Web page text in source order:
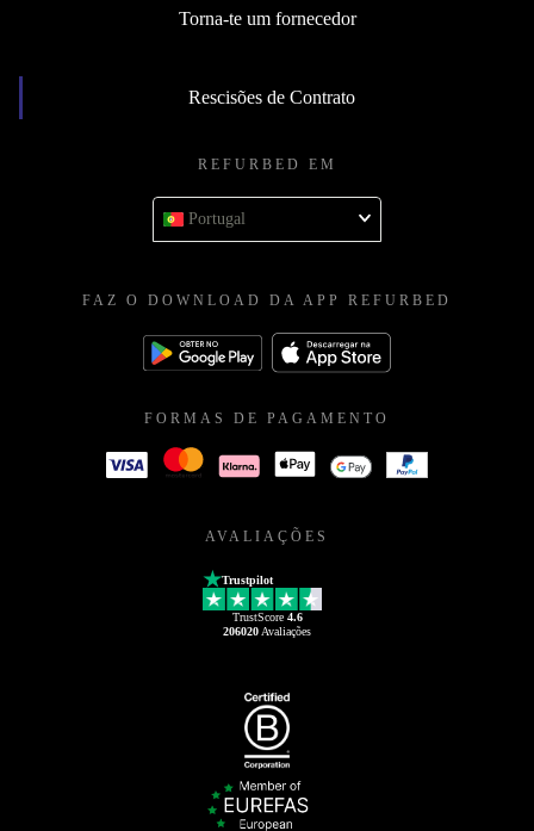
Torna-te um fornecedor
Rescisões de Contrato
REFURBED EM
Portugal
FAZ O DOWNLOAD DA APP REFURBED
FORMAS DE PAGAMENTO
AVALIAÇÕES
Trustpilot
TrustScore 4.6
206020 Avaliações